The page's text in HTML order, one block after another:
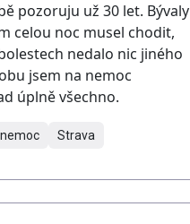
pozoruju už 30 let. Bývaly
celou noc musel chodit,
nedalo nic jiného
jsem na nemoc
úplně všechno.
Strava